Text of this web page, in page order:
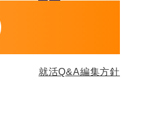
就活Q&A編集方針